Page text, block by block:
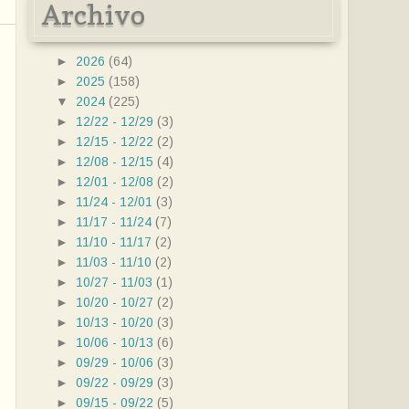
Archivo
► 2026 (64)
► 2025 (158)
▼
2024 (225)
► 12/22 - 12/29 (3)
► 12/15 - 12/22 (2)
► 12/08 - 12/15 (4)
► 12/01 - 12/08 (2)
► 11/24 - 12/01 (3)
► 11/17 - 11/24 (7)
► 11/10 - 11/17 (2)
► 11/03 - 11/10 (2)
► 10/27 - 11/03 (1)
► 10/20 - 10/27 (2)
► 10/13 - 10/20 (3)
► 10/06 - 10/13 (6)
► 09/29 - 10/06 (3)
► 09/22 - 09/29 (3)
► 09/15 - 09/22 (5)